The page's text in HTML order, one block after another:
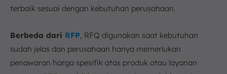
terbaik sesuai dengan kebutuhan perusahaan.
Berbeda dari RFP, RFQ digunakan saat kebutuhan
sudah jelas dan perusahaan hanya memerlukan
penawaran harga spesifik atas produk atau layanan